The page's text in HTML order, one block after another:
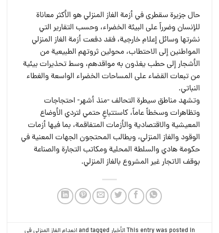
حال جزيرة سقطرى في أزمة الغاز المنزلي هو الأكثر معاناة
للإنسان وضرراً على البيئة الخضراء، وحسب التقارير التي
نشرتها وسائل إعلام خارجية، فقد دفعت أزمة الغاز المنزلي
المواطنين إلى الاحتطاب، محولين ثروتهم الطبيعية من
الأشجار إلى حطب يغذون به مواقدهم، وسط تحذيرات بيئية
من تبعات القضاء على المساحات الخضراء الواسعة والغطاء
النباتي.
وتشهد مناطق سيطرة التحالف -منذ أشهر- احتجاجات
وتظاهرات وسخطاً عاماً، كاستتباعٍ حتمي لتردي الأوضاع
المعيشية والاقتصادية والأزمات المتفاقمة، بما فيها أزمات
الوقود والغاز المنزلي، ويطالب المحتجون الجهات المعنية في
حكومة هادي والسلطة المحلية ومكاتب التجارة والصناعة
بوقف الاتجار غير المشروع بالغاز المنزلي.
This entry was posted inالأخبار انعدام الغاز المنزلي في